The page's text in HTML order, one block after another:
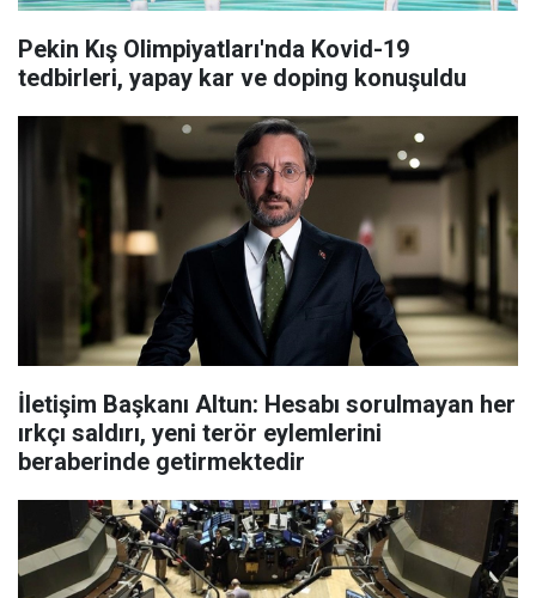
Pekin Kış Olimpiyatları'nda Kovid-19
tedbirleri, yapay kar ve doping konuşuldu
İletişim Başkanı Altun: Hesabı sorulmayan her
ırkçı saldırı, yeni terör eylemlerini
beraberinde getirmektedir